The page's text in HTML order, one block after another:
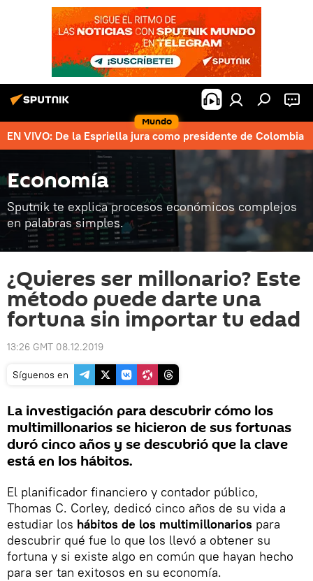
Mundo
EN VIVO: De la Espriella jura como presidente de Colombia
Economía
Sputnik te explica procesos económicos complejos
en palabras simples.
¿Quieres ser millonario? Este
método puede darte una
fortuna sin importar tu edad
13:26 GMT 08.12.2019
Síguenos en
La investigación para descubrir cómo los
multimillonarios se hicieron de sus fortunas
duró cinco años y se descubrió que la clave
está en los hábitos.
El planificador financiero y contador público,
Thomas C. Corley, dedicó cinco años de su vida a
estudiar los hábitos de los multimillonarios para
descubrir qué fue lo que los llevó a obtener su
fortuna y si existe algo en común que hayan hecho
para ser tan exitosos en su economía.